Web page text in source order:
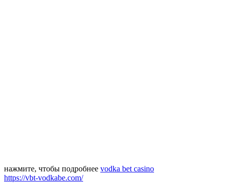
нажмите, чтобы подробнее vodka bet casino
https://vbt-vodkabe.com/